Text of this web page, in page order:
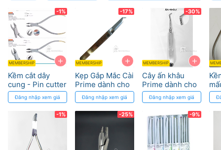
+
-1%
MEMBERSHIP
Kềm cắt dây
cung - Pin cutter
Osung
Đăng nhập xem giá
-1%
+
-17%
MEMBERSHIP
Kẹp Gắp Mắc Cài
Prime dành cho
Chỉnh Nha
Đăng nhập xem giá
-25%
+
-30%
MEMBERSHIP
Cây ấn khâu
Prime dành cho
nha khoa - Khả
năng chống gỉ
Đăng nhập xem giá
-9%